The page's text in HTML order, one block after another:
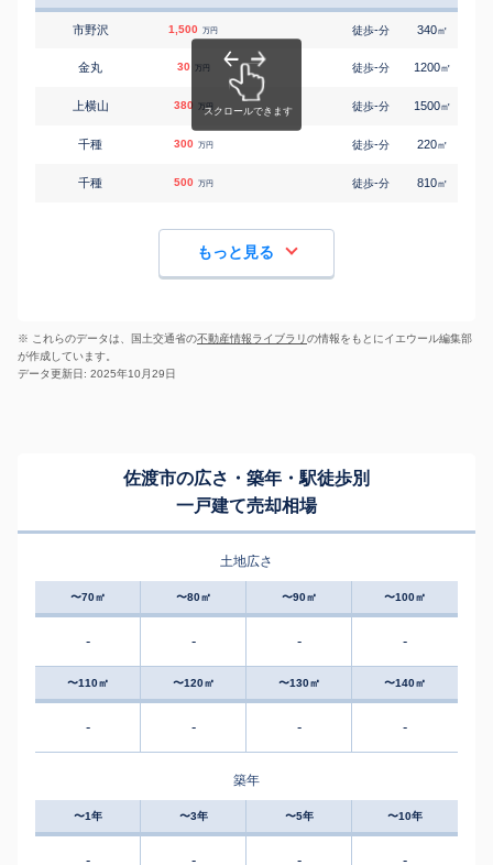
市野沢 1,500 万円 徒歩-分 340㎡
金丸 30 万円 徒歩-分 1200㎡
上横山 380 万円 徒歩-分 1500㎡
千種 300 万円 徒歩-分 220㎡
千種 500 万円 徒歩-分 810㎡
もっと見る
※ これらのデータは、国土交通省の不動産情報ライブラリの情報をもとにイエウール編集部
が作成しています。
データ更新日: 2025年10月29日
佐渡市の広さ・築年・駅徒歩別
一戸建て売却相場
土地広さ
〜70㎡ 〜80㎡ 〜90㎡ 〜100㎡
- - - -
〜110㎡ 〜120㎡ 〜130㎡ 〜140㎡
- - - -
築年
〜1年 〜3年 〜5年 〜10年
- - - -